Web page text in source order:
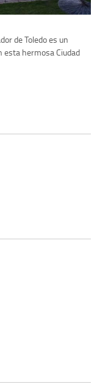
de Toledo es un
hermosa Ciudad